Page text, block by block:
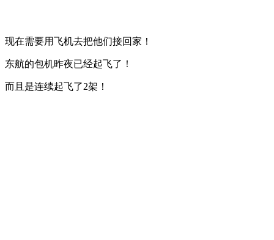
现在需要用飞机去把他们接回家！
东航的包机昨夜已经起飞了！
而且是连续起飞了2架！